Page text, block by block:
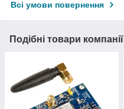
Всі умови повернення
Подібні товари компанії